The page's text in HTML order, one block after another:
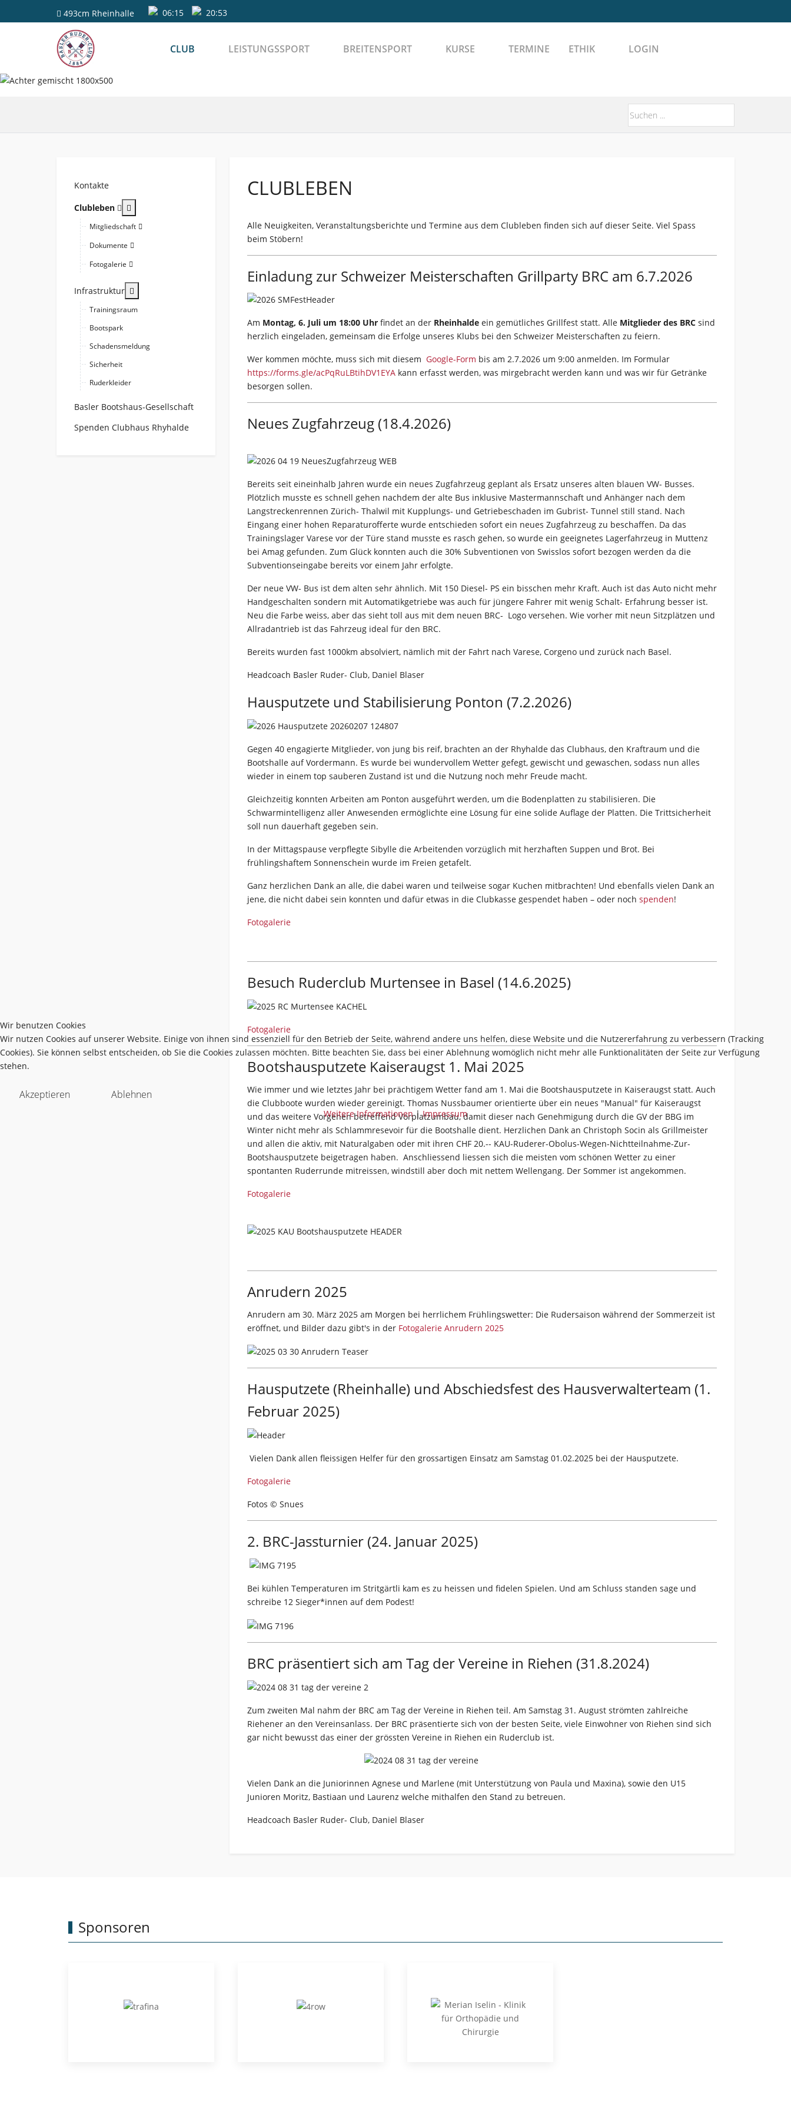
493cm Rheinhalle 06:15 20:53
CLUB LEISTUNGSSPORT BREITENSPORT KURSE TERMINE ETHIK LOGIN
Kontakte
Clubleben
Mitgliedschaft
Dokumente
Fotogalerie
Infrastruktur
Trainingsraum
Bootspark
Schadensmeldung
Sicherheit
Ruderkleider
Basler Bootshaus-Gesellschaft
Spenden Clubhaus Rhyhalde
CLUBLEBEN
Alle Neuigkeiten, Veranstaltungsberichte und Termine aus dem Clubleben finden sich auf dieser Seite. Viel Spass
beim Stöbern!
Einladung zur Schweizer Meisterschaften Grillparty BRC am 6.7.2026
Am Montag, 6. Juli um 18:00 Uhr findet an der Rheinhalde ein gemütliches Grillfest statt. Alle Mitglieder des BRC sind
herzlich eingeladen, gemeinsam die Erfolge unseres Klubs bei den Schweizer Meisterschaften zu feiern.
Wer kommen möchte, muss sich mit diesem Google-Form bis am 2.7.2026 um 9:00 anmelden. Im Formular
https://forms.gle/acPqRuLBtihDV1EYA kann erfasst werden, was mirgebracht werden kann und was wir für Getränke
besorgen sollen.
Neues Zugfahrzeug (18.4.2026)
Bereits seit eineinhalb Jahren wurde ein neues Zugfahrzeug geplant als Ersatz unseres alten blauen VW- Busses.
Plötzlich musste es schnell gehen nachdem der alte Bus inklusive Mastermannschaft und Anhänger nach dem
Langstreckenrennen Zürich- Thalwil mit Kupplungs- und Getriebeschaden im Gubrist- Tunnel still stand. Nach
Eingang einer hohen Reparaturofferte wurde entschieden sofort ein neues Zugfahrzeug zu beschaffen. Da das
Trainingslager Varese vor der Türe stand musste es rasch gehen, so wurde ein geeignetes Lagerfahrzeug in Muttenz
bei Amag gefunden. Zum Glück konnten auch die 30% Subventionen von Swisslos sofort bezogen werden da die
Subventionseingabe bereits vor einem Jahr erfolgte.
Der neue VW- Bus ist dem alten sehr ähnlich. Mit 150 Diesel- PS ein bisschen mehr Kraft. Auch ist das Auto nicht mehr
Handgeschalten sondern mit Automatikgetriebe was auch für jüngere Fahrer mit wenig Schalt- Erfahrung besser ist.
Neu die Farbe weiss, aber das sieht toll aus mit dem neuen BRC- Logo versehen. Wie vorher mit neun Sitzplätzen und
Allradantrieb ist das Fahrzeug ideal für den BRC.
Bereits wurden fast 1000km absolviert, nämlich mit der Fahrt nach Varese, Corgeno und zurück nach Basel.
Headcoach Basler Ruder- Club, Daniel Blaser
Hausputzete und Stabilisierung Ponton (7.2.2026)
Gegen 40 engagierte Mitglieder, von jung bis reif, brachten an der Rhyhalde das Clubhaus, den Kraftraum und die
Bootshalle auf Vordermann. Es wurde bei wundervollem Wetter gefegt, gewischt und gewaschen, sodass nun alles
wieder in einem top sauberen Zustand ist und die Nutzung noch mehr Freude macht.
Gleichzeitig konnten Arbeiten am Ponton ausgeführt werden, um die Bodenplatten zu stabilisieren. Die
Schwarmintelligenz aller Anwesenden ermöglichte eine Lösung für eine solide Auflage der Platten. Die Trittsicherheit
soll nun dauerhaft gegeben sein.
In der Mittagspause verpflegte Sibylle die Arbeitenden vorzüglich mit herzhaften Suppen und Brot. Bei
frühlingshaftem Sonnenschein wurde im Freien getafelt.
Ganz herzlichen Dank an alle, die dabei waren und teilweise sogar Kuchen mitbrachten! Und ebenfalls vielen Dank an
jene, die nicht dabei sein konnten und dafür etwas in die Clubkasse gespendet haben – oder noch spenden!
Fotogalerie
Besuch Ruderclub Murtensee in Basel (14.6.2025)
Fotogalerie
Bootshausputzete Kaiseraugst 1. Mai 2025
Wie immer und wie letztes Jahr bei prächtigem Wetter fand am 1. Mai die Bootshausputzete in Kaiseraugst statt. Auch
die Clubboote wurden wieder gereinigt. Thomas Nussbaumer orientierte über ein neues "Manual" für Kaiseraugst
und das weitere Vorgehen betreffend Vorplatzumbau, damit dieser nach Genehmigung durch die GV der BBG im
Winter nicht mehr als Schlammresevoir für die Bootshalle dient. Herzlichen Dank an Christoph Socin als Grillmeister
und allen die aktiv, mit Naturalgaben oder mit ihren CHF 20.-- KAU-Ruderer-Obolus-Wegen-Nichtteilnahme-Zur-
Bootshausputzete beigetragen haben. Anschliessend liessen sich die meisten vom schönen Wetter zu einer
spontanten Ruderrunde mitreissen, windstill aber doch mit nettem Wellengang. Der Sommer ist angekommen.
Fotogalerie
Anrudern 2025
Anrudern am 30. März 2025 am Morgen bei herrlichem Frühlingswetter: Die Rudersaison während der Sommerzeit ist
eröffnet, und Bilder dazu gibt's in der Fotogalerie Anrudern 2025
Hausputzete (Rheinhalle) und Abschiedsfest des Hausverwalterteam (1.
Februar 2025)
Vielen Dank allen fleissigen Helfer für den grossartigen Einsatz am Samstag 01.02.2025 bei der Hausputzete.
Fotogalerie
Fotos © Snues
2. BRC-Jassturnier (24. Januar 2025)
Bei kühlen Temperaturen im Stritgärtli kam es zu heissen und fidelen Spielen. Und am Schluss standen sage und
schreibe 12 Sieger*innen auf dem Podest!
BRC präsentiert sich am Tag der Vereine in Riehen (31.8.2024)
Zum zweiten Mal nahm der BRC am Tag der Vereine in Riehen teil. Am Samstag 31. August strömten zahlreiche
Riehener an den Vereinsanlass. Der BRC präsentierte sich von der besten Seite, viele Einwohner von Riehen sind sich
gar nicht bewusst das einer der grössten Vereine in Riehen ein Ruderclub ist.
Vielen Dank an die Juniorinnen Agnese und Marlene (mit Unterstützung von Paula und Maxina), sowie den U15
Junioren Moritz, Bastiaan und Laurenz welche mithalfen den Stand zu betreuen.
Headcoach Basler Ruder- Club, Daniel Blaser
Sponsoren
Wir benutzen Cookies
Wir nutzen Cookies auf unserer Website. Einige von ihnen sind essenziell für den Betrieb der Seite, während andere uns helfen, diese Website und die Nutzererfahrung zu verbessern (Tracking
Cookies). Sie können selbst entscheiden, ob Sie die Cookies zulassen möchten. Bitte beachten Sie, dass bei einer Ablehnung womöglich nicht mehr alle Funktionalitäten der Seite zur Verfügung
stehen.
Akzeptieren Ablehnen
Weitere Informationen|Impressum